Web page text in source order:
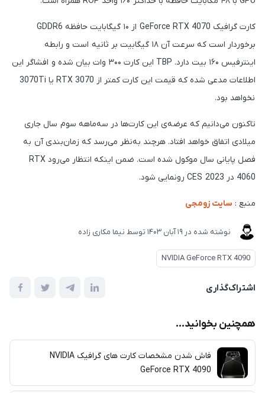
کارت گرافیک GeForce RTX 4070 از ۱۰ گیگابایت حافظه GDDR6
برخوردار است که سرعت آن ۱۸ گیگابیت بر ثانیه است و رابطه
اینترفیس ۱۶۰ بیت دارد. TBP این کارت ۳۰۰ وات بیان شده و افشاگر این
اطلاعات مدعی شده که قیمت این کارت کمتر از RTX 3070 یا 3070Ti
نخواهد بود.
تاکنون می‌دانیم که عرضه‌ی این کارت‌ها در سه‌ماهه سوم سال جاری
میلادی اتفاق خواهد افتاد. هرچند به‌نظر می‌رسد که زمان‌بندی آن به
فصل پایانی سال موکول شده است. ضمن اینکه انتظار می‌رود RTX
4060 در CES 2023 رونمایی شود.
منبع : سایت زومجی
نوشته شده در 19 آبان 1403 توسط نیما مکاری زاده
NVIDIA GeForce RTX 4090
اشتراک‌گذاری
همچنین بخوانید...
فاش شدن مشخصات کارت های گرافیک‌ NVIDIA
GeForce RTX 4090